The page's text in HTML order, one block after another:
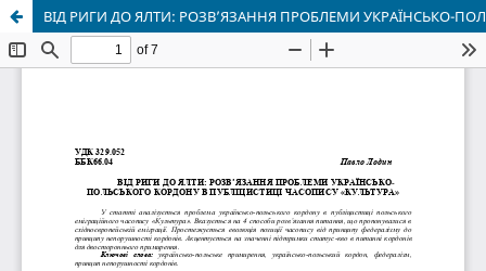
ВІД РИГИ ДО ЯЛТИ: РОЗВ’ЯЗАННЯ ПРОБЛЕМИ УКРАЇНСЬКО-